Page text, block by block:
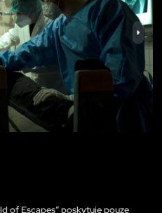
of Escapes“ poskytuje pouze